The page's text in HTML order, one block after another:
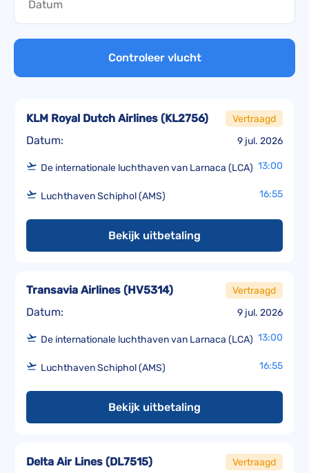
Controleer vlucht
Datum: 9 jul. 2026
KLM Royal Dutch Airlines (KL2756) Vertraagd
De internationale luchthaven van Larnaca (LCA) 13:00
Luchthaven Schiphol (AMS) 16:55
Bekijk uitbetaling
Datum: 9 jul. 2026
Transavia Airlines (HV5314) Vertraagd
De internationale luchthaven van Larnaca (LCA) 13:00
Luchthaven Schiphol (AMS) 16:55
Bekijk uitbetaling
Delta Air Lines (DL7515) Vertraagd